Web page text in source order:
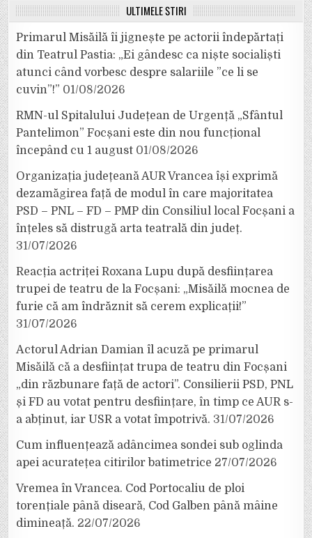
ULTIMELE ȘTIRI
Primarul Misăilă îi jignește pe actorii îndepărtați
din Teatrul Pastia: „Ei gândesc ca niște socialiști
atunci când vorbesc despre salariile ”ce li se
cuvin”!” 01/08/2026
RMN-ul Spitalului Județean de Urgență „Sfântul
Pantelimon” Focșani este din nou funcțional
începând cu 1 august 01/08/2026
Organizația județeană AUR Vrancea își exprimă
dezamăgirea față de modul în care majoritatea
PSD – PNL – FD – PMP din Consiliul local Focșani a
înțeles să distrugă arta teatrală din județ.
31/07/2026
Reacția actriței Roxana Lupu după desființarea
trupei de teatru de la Focșani: „Misăilă mocnea de
furie că am îndrăznit să cerem explicații!”
31/07/2026
Actorul Adrian Damian îl acuză pe primarul
Misăilă că a desființat trupa de teatru din Focșani
„din răzbunare față de actori”. Consilierii PSD, PNL
și FD au votat pentru desființare, în timp ce AUR s-
a abținut, iar USR a votat împotrivă. 31/07/2026
Cum influențează adâncimea sondei sub oglinda
apei acuratețea citirilor batimetrice 27/07/2026
Vremea în Vrancea. Cod Portocaliu de ploi
torențiale până diseară, Cod Galben până mâine
dimineață. 22/07/2026